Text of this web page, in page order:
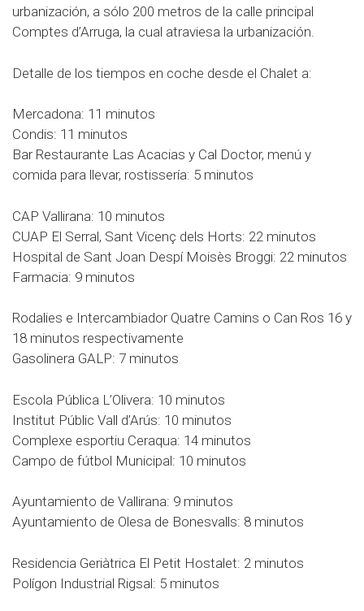
urbanización, a sólo 200 metros de la calle principal
Comptes d’Arruga, la cual atraviesa la urbanización.
Detalle de los tiempos en coche desde el Chalet a:
Mercadona: 11 minutos
Condis: 11 minutos
Bar Restaurante Las Acacias y Cal Doctor, menú y
comida para llevar, rostissería: 5 minutos
CAP Vallirana: 10 minutos
CUAP El Serral, Sant Vicenç dels Horts: 22 minutos
Hospital de Sant Joan Despí Moisès Broggi: 22 minutos
Farmacia: 9 minutos
Rodalies e Intercambiador Quatre Camins o Can Ros 16 y
18 minutos respectivamente
Gasolinera GALP: 7 minutos
Escola Pública L’Olivera: 10 minutos
Institut Públic Vall d’Arús: 10 minutos
Complexe esportiu Ceraqua: 14 minutos
Campo de fútbol Municipal: 10 minutos
Ayuntamiento de Vallirana: 9 minutos
Ayuntamiento de Olesa de Bonesvalls: 8 minutos
Residencia Geriàtrica El Petit Hostalet: 2 minutos
Polígon Industrial Rigsal: 5 minutos